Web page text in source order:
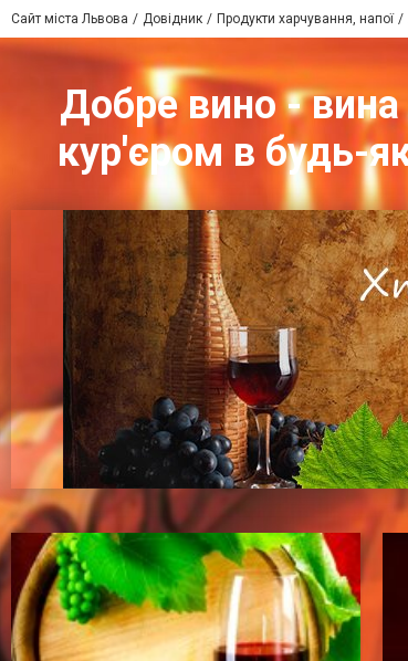
Сайт міста Львова Довідник Продукти харчування, напої
Добре вино - вина
кур'єром в будь-